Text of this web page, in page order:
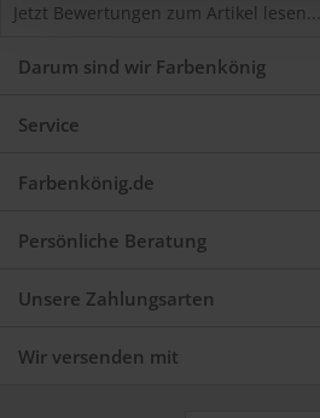
Jetzt Bewertungen zum Artikel lesen...
Darum sind wir Farbenkönig
Service
Farbenkönig.de
Persönliche Beratung
Unsere Zahlungsarten
Wir versenden mit